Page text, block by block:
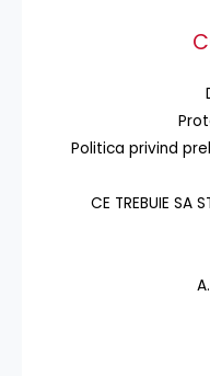
Politica privind
CE TREBUIE SA